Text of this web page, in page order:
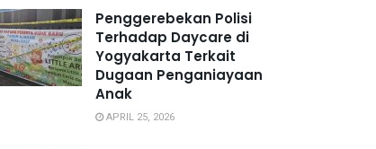
Penggerebekan Polisi
Terhadap Daycare di
Yogyakarta Terkait
Dugaan Penganiayaan
Anak
APRIL 25, 2026